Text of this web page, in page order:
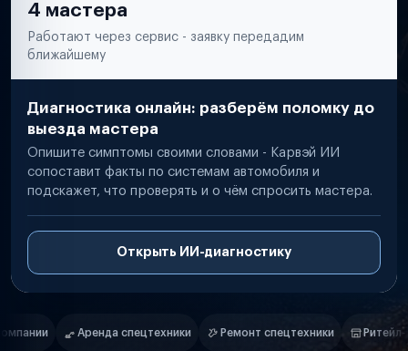
4 мастера
Работают через сервис - заявку передадим
ближайшему
Диагностика онлайн: разберём поломку до
выезда мастера
Опишите симптомы своими словами - Карвэй ИИ
сопоставит факты по системам автомобиля и
подскажет, что проверять и о чём спросить мастера.
Открыть ИИ-диагностику
Нам доверяют
Ремонт спецтехники Ритейл-сети Управляющие компании
Маркетплейсы